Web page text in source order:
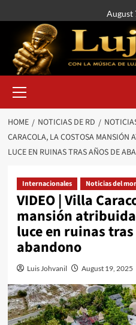
August
HOME NOTICIAS DE RD
CARACOLA, LA COSTOSA MANSIÓN
LUCE EN RUINAS TRAS AÑOS DE
Internacionales Noticias del
VIDEO | Villa
mansión
luce en ruinas
abandono
Luis Johvanil August 19, 2025